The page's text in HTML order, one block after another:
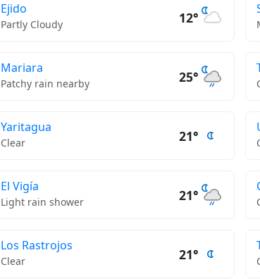
Ejido
Partly Cloudy 12°
Mariara
Patchy rain nearby 25°
Yaritagua
Clear 21°
El Vigía
Light rain shower 21°
Los Rastrojos
Clear 21°